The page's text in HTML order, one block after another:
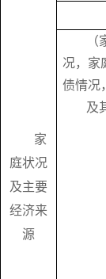
家
庭状况
及主要
经济来
源
况，家
债情况，
及